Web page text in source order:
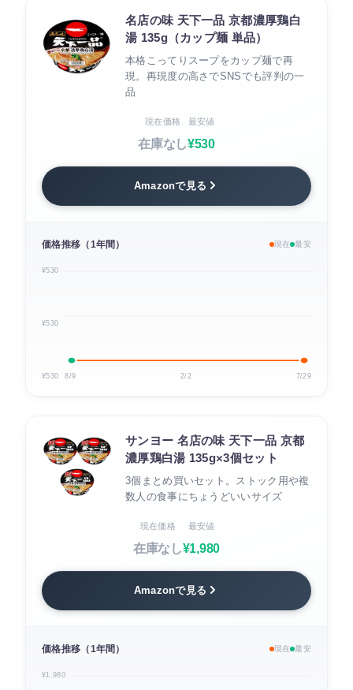
名店の味 天下一品 京都濃厚鶏白
湯 135g（カップ麺 単品）
本格こってりスープをカップ麺で再
現。再現度の高さでSNSでも評判の一
品
現在価格
在庫なし
最安値
¥530
Amazonで見る
価格推移（1年間） 現在 最安
¥530
¥530
¥530 8/9 2/2 7/29
サンヨー 名店の味 天下一品 京都
濃厚鶏白湯 135g×3個セット
3個まとめ買いセット。ストック用や複
数人の食事にちょうどいいサイズ
現在価格
在庫なし
最安値
¥1,980
Amazonで見る
価格推移（1年間） 現在 最安
¥1,980